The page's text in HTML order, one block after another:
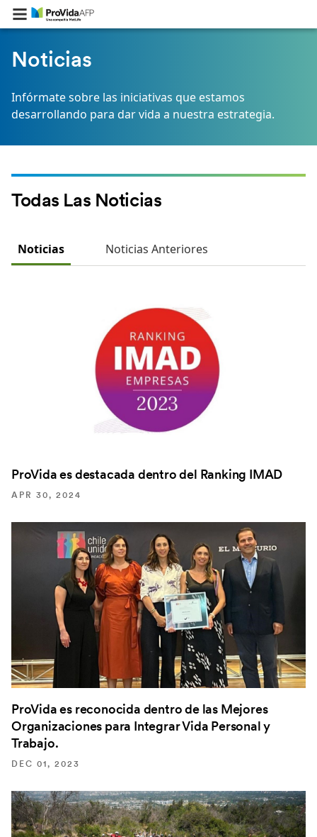
Noticias
Infórmate sobre las iniciativas que estamos
desarrollando para dar vida a nuestra estrategia.
Todas Las Noticias
Noticias Noticias Anteriores
ProVida es destacada dentro del Ranking IMAD
APR 30, 2024
ProVida es reconocida dentro de las Mejores
Organizaciones para Integrar Vida Personal y
Trabajo.
DEC 01, 2023